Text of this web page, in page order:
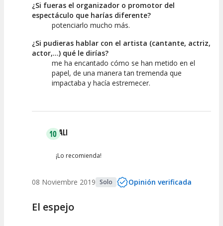
¿Si fueras el organizador o promotor del
espectáculo que harías diferente?
potenciarlo mucho más.
¿Si pudieras hablar con el artista (cantante, actriz,
actor,...) qué le dirías?
me ha encantado cómo se han metido en el
papel, de una manera tan tremenda que
impactaba y hacía estremecer.
10LALI
¡Lo recomienda!
08 Noviembre 2019 Solo Opinión verificada
El espejo